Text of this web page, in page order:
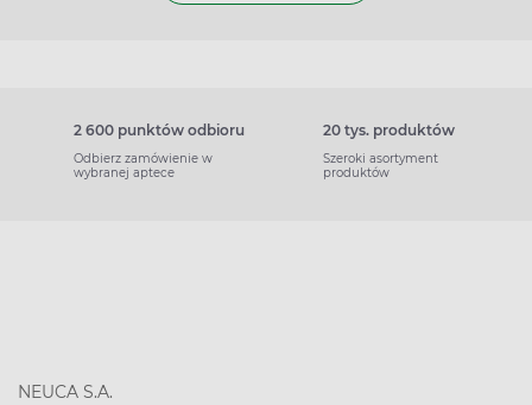
2 600 punktów odbioru
Odbierz zamówienie w
wybranej aptece
20 tys. produktów
Szeroki asortyment
produktów
NEUCA S.A.